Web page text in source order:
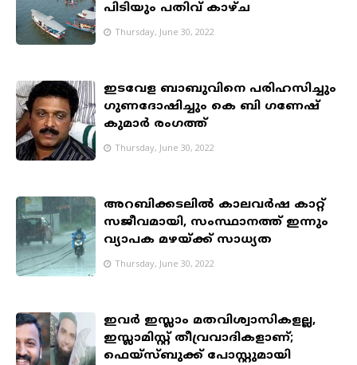
പിടിയും പതിവ് കാഴ്ച
Thursday, June 30, 2022
ഇടവേള ബാബുവിനെ പരിഹസിച്ചും
ഗുണദോഷിച്ചും കെ ബി ഗണേഷ്
കുമാർ രംഗത്ത്
Thursday, June 30, 2022
അറബിക്കടലിൽ കാലവർഷ കാറ്റ്
സജീവമായി, സംസ്ഥാനത്ത് ഇന്നും
വ്യാപക മഴയ്ക്ക് സാധ്യത
Thursday, June 30, 2022
ഇവർ ഇസ്ലാം മതവിശ്വാസികളല്ല,
ഇസ്ലാമിസ്റ്റ് തീവ്രവാദികളാണ്;
ഫെയ്സ്ബുക്ക് പോസ്റ്റുമായി